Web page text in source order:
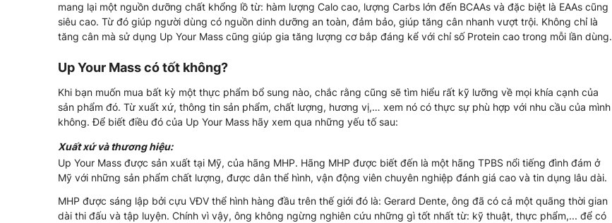
mang lại một nguồn dưỡng chất khổng lồ từ: hàm lượng Calo cao, lượng Carbs lớn đến BCAAs và đặc biệt là EAAs cũng
siêu cao. Từ đó giúp người dùng có nguồn dinh dưỡng an toàn, đảm bảo, giúp tăng cân nhanh vượt trội. Không chỉ là
tăng cân mà sử dụng Up Your Mass cũng giúp gia tăng lượng cơ bắp đáng kể với chỉ số Protein cao trong mỗi lần dùng.
Up Your Mass có tốt không?
Khi bạn muốn mua bất kỳ một thực phẩm bổ sung nào, chắc rằng cũng sẽ tìm hiểu rất kỹ lưỡng về mọi khía cạnh của
sản phẩm đó. Từ xuất xứ, thông tin sản phẩm, chất lượng, hương vị,… xem nó có thực sự phù hợp với nhu cầu của mình
không. Để biết điều đó của Up Your Mass hãy xem qua những yếu tố sau:
Xuất xứ và thương hiệu:
Up Your Mass được sản xuất tại Mỹ, của hãng MHP. Hãng MHP được biết đến là một hãng TPBS nổi tiếng đình đám ở
Mỹ với những sản phẩm chất lượng, được dân thể hình, vận động viên chuyên nghiệp đánh giá cao và tin dụng lâu dài.
MHP được sáng lập bởi cựu VĐV thể hình hàng đầu trên thế giới đó là: Gerard Dente, ông đã có cả một quãng thời gian
dài thi đấu và tập luyện. Chính vì vậy, ông không ngừng nghiên cứu những gì tốt nhất từ: kỹ thuật, thực phẩm,... để có